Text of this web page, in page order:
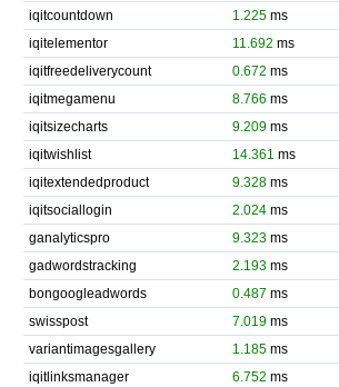
iqitcountdown
1.225ms
iqitelementor
11.692 ms
iqitfreedeliverycount
0.672 ms
iqitmegamenu
8.766 ms
iqitsizecharts
9.209ms
iqitwishlist
14.361 ms
iqitextendedproduct
9.328ms
iqitsociallogin
2.024ms
ganalyticspro
9.323ms
gadwordstracking
2.193ms
bongoogleadwords
0.487 ms
swisspost
7.019ms
variantimagesgallery
1.185ms
iqitlinksmanager
6.752 ms